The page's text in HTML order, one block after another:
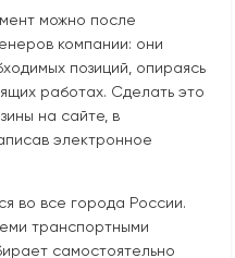
можно после
компании: они
позиций, опираясь
работах. Сделать это
на сайте, в
электронное
во все города России.
транспортными
самостоятельно